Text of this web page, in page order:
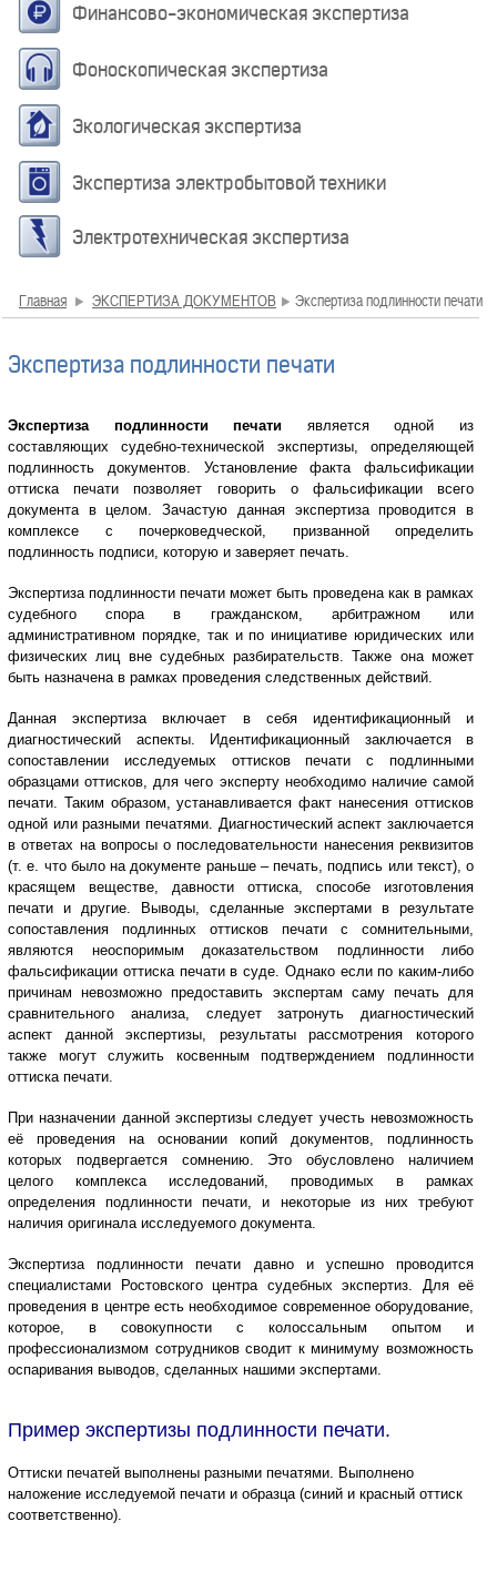
Финансово-экономическая экспертиза
Фоноскопическая экспертиза
Экологическая экспертиза
Экспертиза электробытовой техники
Электротехническая экспертиза
Главная ЭКСПЕРТИЗА ДОКУМЕНТОВ Экспертиза подлинности печати
Экспертиза подлинности печати
Экспертиза подлинности печати является одной из
составляющих судебно-технической экспертизы, определяющей
подлинность документов. Установление факта фальсификации
оттиска печати позволяет говорить о фальсификации всего
документа в целом. Зачастую данная экспертиза проводится в
комплексе с почерковедческой, призванной определить
подлинность подписи, которую и заверяет печать.
Экспертиза подлинности печати может быть проведена как в рамках
судебного спора в гражданском, арбитражном или
административном порядке, так и по инициативе юридических или
физических лиц вне судебных разбирательств. Также она может
быть назначена в рамках проведения следственных действий.
Данная экспертиза включает в себя идентификационный и
диагностический аспекты. Идентификационный заключается в
сопоставлении исследуемых оттисков печати с подлинными
образцами оттисков, для чего эксперту необходимо наличие самой
печати. Таким образом, устанавливается факт нанесения оттисков
одной или разными печатями. Диагностический аспект заключается
в ответах на вопросы о последовательности нанесения реквизитов
(т. е. что было на документе раньше – печать, подпись или текст), о
красящем веществе, давности оттиска, способе изготовления
печати и другие. Выводы, сделанные экспертами в результате
сопоставления подлинных оттисков печати с сомнительными,
являются неоспоримым доказательством подлинности либо
фальсификации оттиска печати в суде. Однако если по каким-либо
причинам невозможно предоставить экспертам саму печать для
сравнительного анализа, следует затронуть диагностический
аспект данной экспертизы, результаты рассмотрения которого
также могут служить косвенным подтверждением подлинности
оттиска печати.
При назначении данной экспертизы следует учесть невозможность
её проведения на основании копий документов, подлинность
которых подвергается сомнению. Это обусловлено наличием
целого комплекса исследований, проводимых в рамках
определения подлинности печати, и некоторые из них требуют
наличия оригинала исследуемого документа.
Экспертиза подлинности печати давно и успешно проводится
специалистами Ростовского центра судебных экспертиз. Для её
проведения в центре есть необходимое современное оборудование,
которое, в совокупности с колоссальным опытом и
профессионализмом сотрудников сводит к минимуму возможность
оспаривания выводов, сделанных нашими экспертами.
Пример экспертизы подлинности печати.
Оттиски печатей выполнены разными печатями. Выполнено
наложение исследуемой печати и образца (синий и красный оттиск
соответственно).